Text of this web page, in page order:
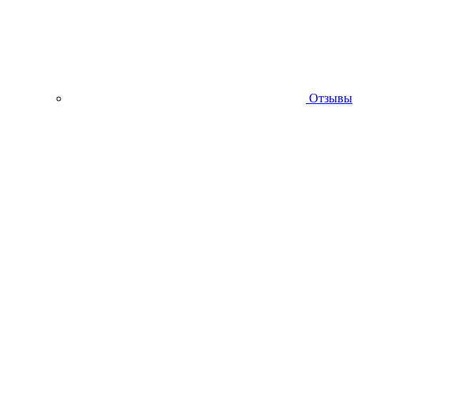
Отзывы